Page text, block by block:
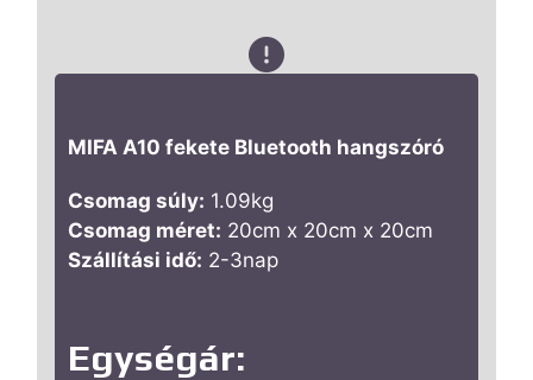
MIFA A10 fekete Bluetooth hangszóró
Csomag súly: 1.09kg
Csomag méret: 20cm x 20cm x 20cm
Szállítási idő: 2-3nap
Egységár: